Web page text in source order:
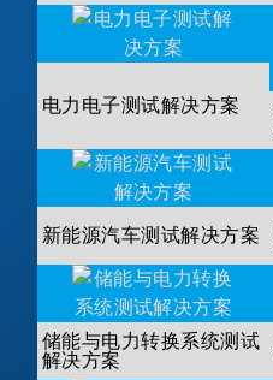
电力电子测试解决方案
新能源汽车测试解决方案
储能与电力转换系统测试
解决方案